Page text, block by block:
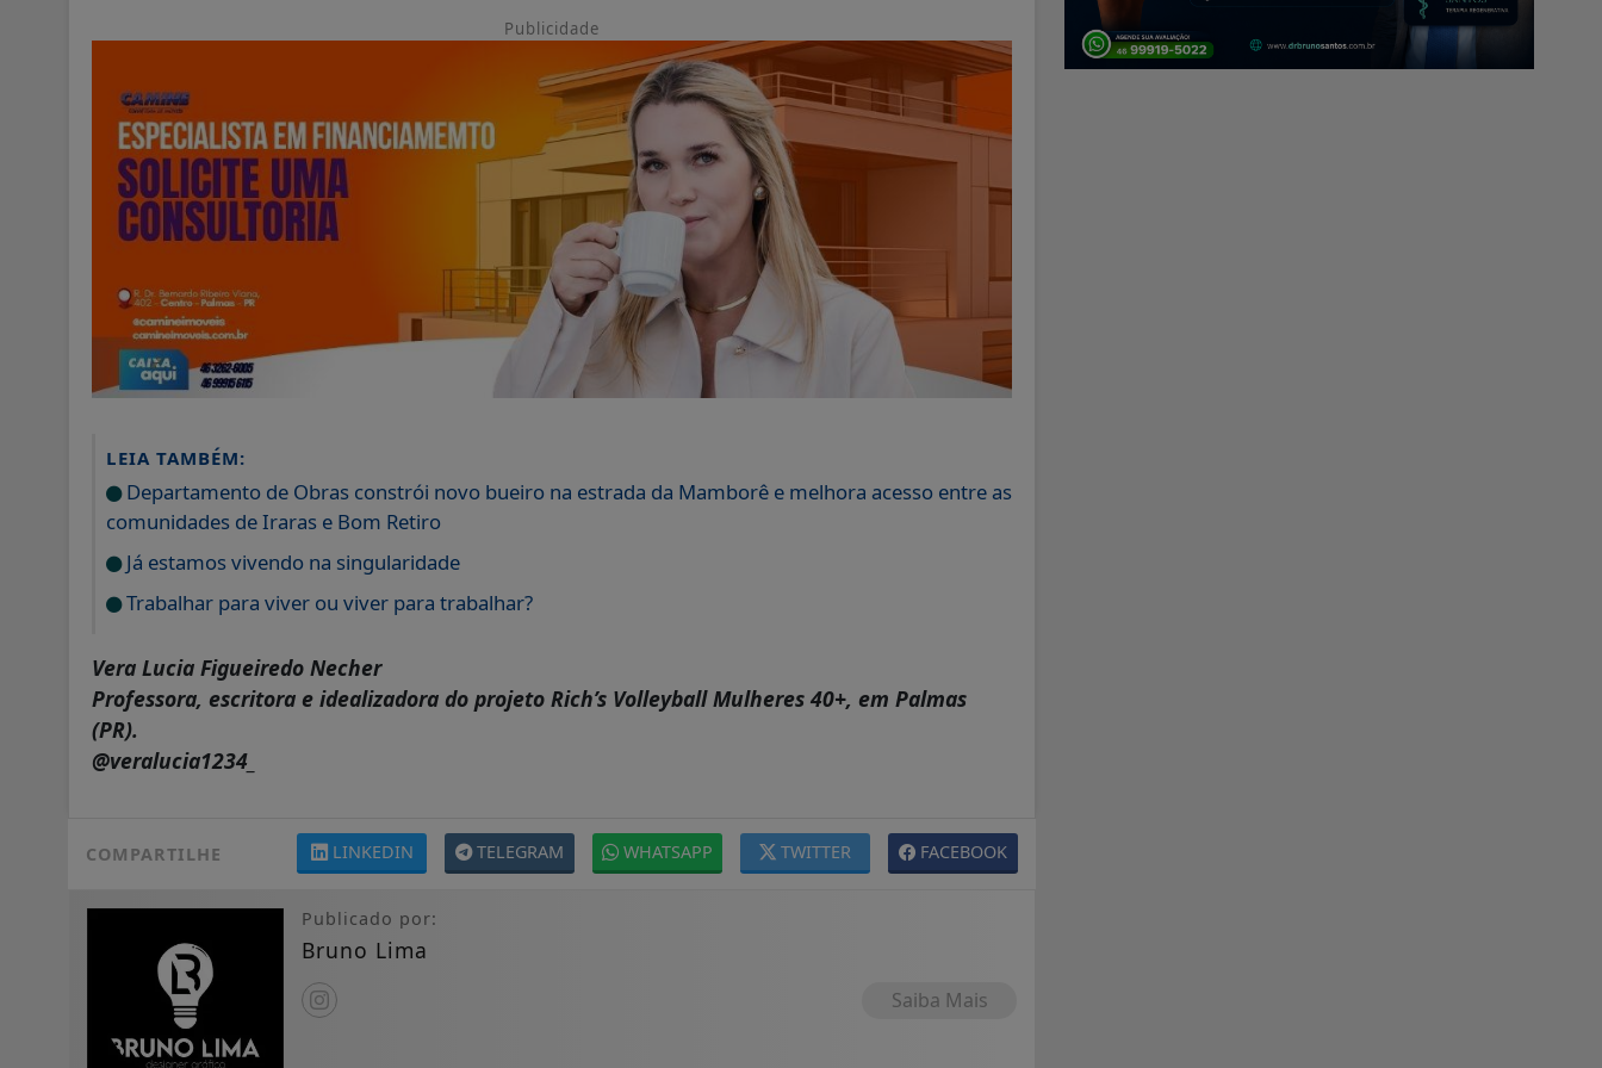
Publicidade
LEIA TAMBÉM:
Departamento de Obras constrói novo bueiro na estrada da Mamborê e melhora acesso entre as
comunidades de Iraras e Bom Retiro
Já estamos vivendo na singularidade
Trabalhar para viver ou viver para trabalhar?
Vera Lucia Figueiredo Necher
Professora, escritora e idealizadora do projeto Rich’s Volleyball Mulheres 40+, em Palmas
(PR).
@veralucia1234_
COMPARTILHE FACEBOOK
TWITTER
WHATSAPP
TELEGRAM
LINKEDIN
Publicado por:
Bruno Lima
Saiba Mais